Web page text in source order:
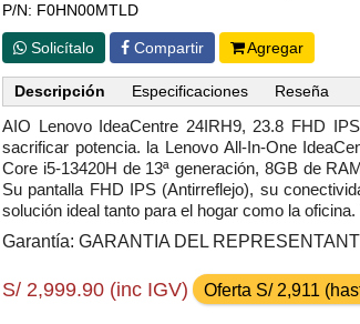
P/N: F0HN00MTLD
Solicítalo Compartir Agregar
Descripción Especificaciones Reseña
AIO Lenovo IdeaCentre 24IRH9, 23.8 FHD
sacrificar potencia. la Lenovo All-In-One
Core i5-13420H de 13ª generación, 8GB de
Su pantalla FHD IPS (Antirreflejo), su
solución ideal tanto para el hogar como la
Garantía: GARANTIA DEL
S/ 2,999.90 (inc IGV) Oferta S/ 2,911